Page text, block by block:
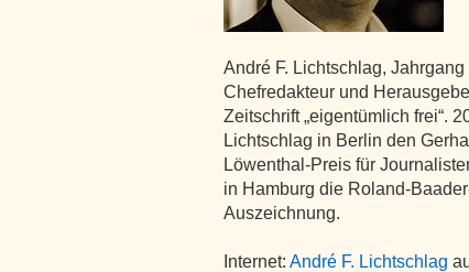
André F. Lichtschlag, Jahrgang
Chefredakteur und
Zeitschrift „eigentümlich frei“.
Lichtschlag in Berlin den
Löwenthal-Preis für
in Hamburg die Roland-
Auszeichnung.
Internet: André F. Lichtschlag